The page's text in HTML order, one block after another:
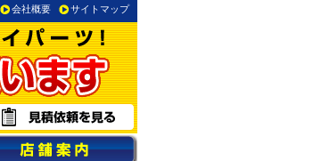
会社概要 サイトマップ